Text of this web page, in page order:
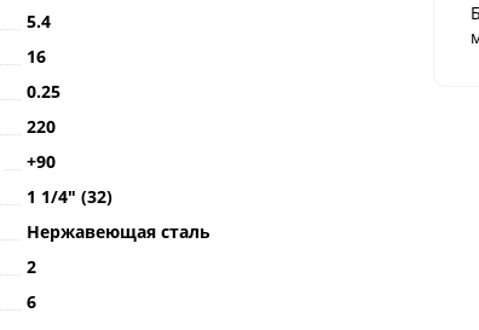
5.4
16
0.25
220
+90
1 1/4ʺ (32)
Нержавеющая сталь
2
6